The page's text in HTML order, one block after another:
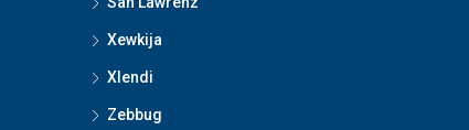
Xewkija
Xlendi
Zebbug